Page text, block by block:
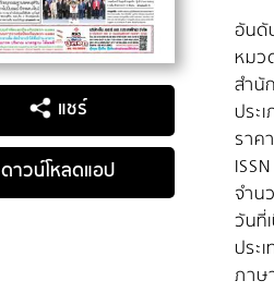
แชร์
ดาวน์โหลดแอป
อันดั
หมว
สำนั
ประ
ราค
ISSN
จำน
วันที่
ประ
ภาษ